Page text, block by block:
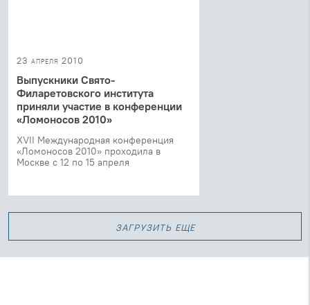
23 апреля 2010
Выпускники Свято-
Филаретовского института
приняли участие в конференции
«Ломоносов 2010»
XVII Международная конференция
«Ломоносов 2010» проходила в
Москве с 12 по 15 апреля
загрузить еще